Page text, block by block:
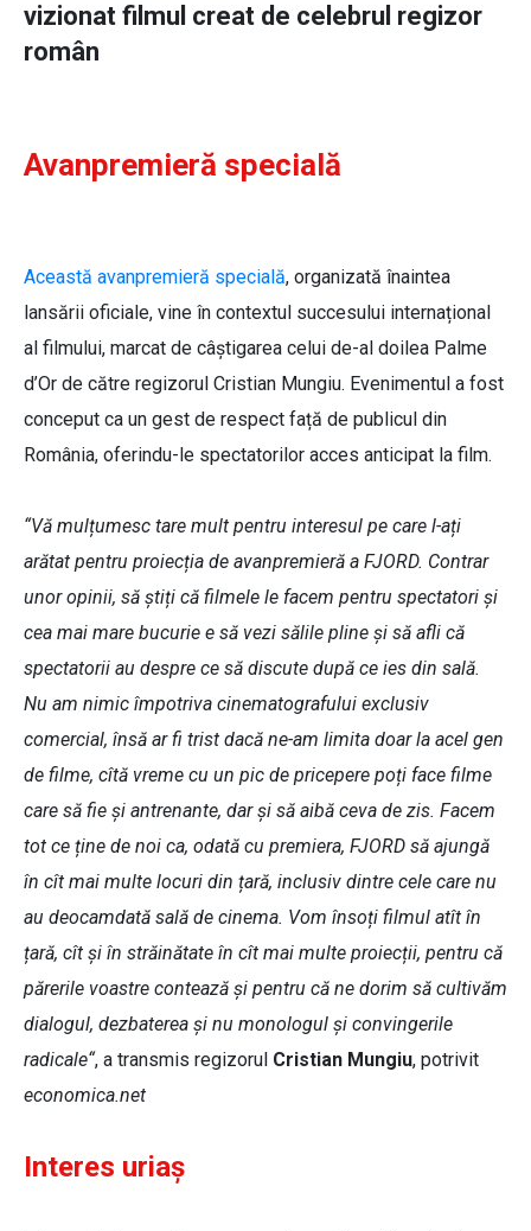
vizionat filmul creat de celebrul regizor
român
Avanpremieră specială
Această avanpremieră specială, organizată înaintea
lansării oficiale, vine în contextul succesului internațional
al filmului, marcat de câștigarea celui de-al doilea Palme
d’Or de către regizorul Cristian Mungiu. Evenimentul a fost
conceput ca un gest de respect față de publicul din
România, oferindu-le spectatorilor acces anticipat la film.
“Vă mulțumesc tare mult pentru interesul pe care l-ați
arătat pentru proiecția de avanpremieră a FJORD. Contrar
unor opinii, să știți că filmele le facem pentru spectatori și
cea mai mare bucurie e să vezi sălile pline și să afli că
spectatorii au despre ce să discute după ce ies din sală.
Nu am nimic împotriva cinematografului exclusiv
comercial, însă ar fi trist dacă ne-am limita doar la acel gen
de filme, cîtă vreme cu un pic de pricepere poți face filme
care să fie și antrenante, dar și să aibă ceva de zis. Facem
tot ce ține de noi ca, odată cu premiera, FJORD să ajungă
în cît mai multe locuri din țară, inclusiv dintre cele care nu
au deocamdată sală de cinema. Vom însoți filmul atît în
țară, cît și în străinătate în cît mai multe proiecții, pentru că
părerile voastre contează și pentru că ne dorim să cultivăm
dialogul, dezbaterea și nu monologul și convingerile
radicale“, a transmis regizorul Cristian Mungiu, potrivit
economica.net
Interes uriaș